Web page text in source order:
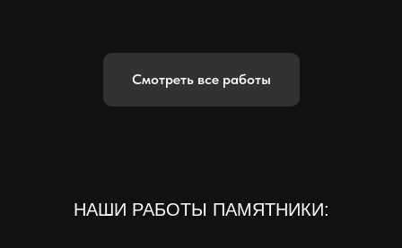
Смотреть все работы
НАШИ РАБОТЫ ПАМЯТНИКИ: